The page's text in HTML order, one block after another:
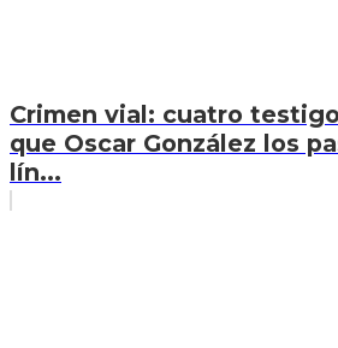
Crimen vial: cuatro
que Oscar González los
lín...